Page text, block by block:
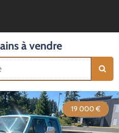
à vendre
19 000 €